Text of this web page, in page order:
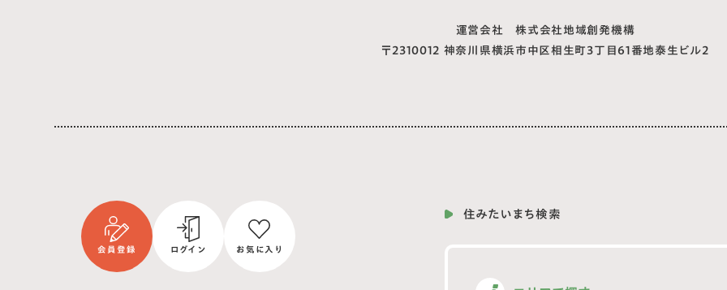
運営会社 株式会社地域創発機構
〒2310012 神奈川県横浜市中区相生町3丁目61番地泰生ビル2
会員登録 ログイン お気に入り
住みたいまち検索